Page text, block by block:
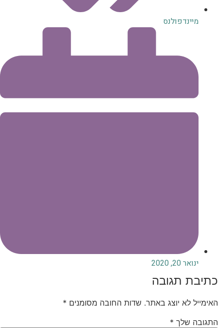
מיינדפולנס
ינואר 20, 2020
כתיבת תגובה
האימייל לא יוצג באתר. שדות החובה מסומנים *
התגובה שלך *